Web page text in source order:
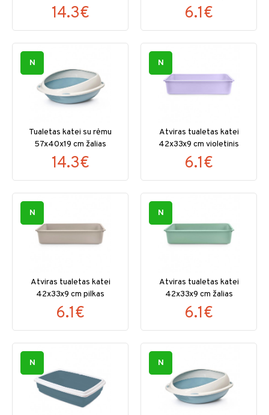
14.3€ 6.1€
N
Tualetas katei su rėmu
57x40x19 cm žalias
14.3€
N
Atviras tualetas katei
42x33x9 cm violetinis
6.1€
N
Atviras tualetas katei
42x33x9 cm pilkas
6.1€
N
Atviras tualetas katei
42x33x9 cm žalias
6.1€
N N